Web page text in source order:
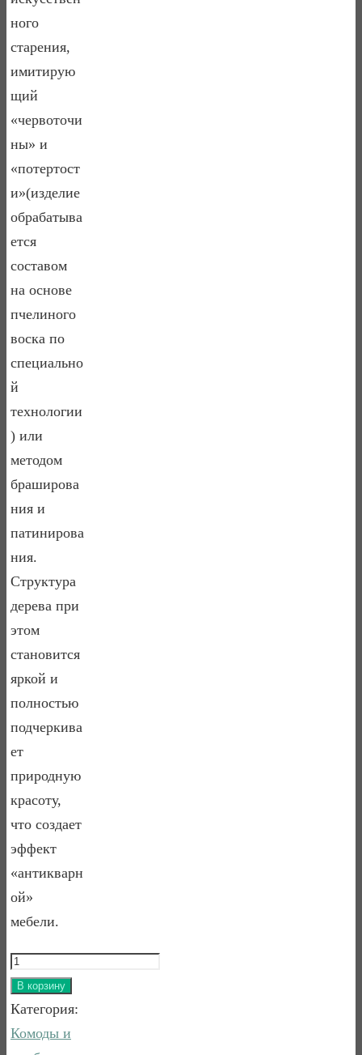
ного
старения,
имитирую
щий
«червоточи
ны» и
«потертост
и»(изделие
обрабатыва
ется
составом
на основе
пчелиного
воска по
специально
й
технологии
) или
методом
браширова
ния и
патинирова
ния.
Структура
дерева при
этом
становится
яркой и
полностью
подчеркива
ет
природную
красоту,
что создает
эффект
«антикварн
ой»
мебели.
Количество
товара
Тумба
прикроватная
В корзину
Категория:
Комоды и